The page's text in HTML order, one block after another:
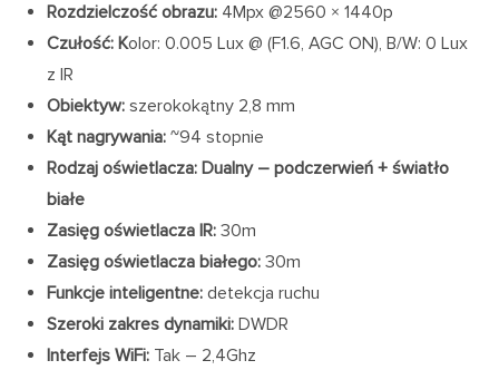
Rozdzielczość obrazu: 4Mpx @2560 × 1440p
Czułość: Kolor: 0.005 Lux @ (F1.6, AGC ON), B/W: 0 Lux
z IR
Obiektyw: szerokokątny 2,8 mm
Kąt nagrywania: ~94 stopnie
Rodzaj oświetlacza: Dualny – podczerwień + światło
białe
Zasięg oświetlacza IR: 30m
Zasięg oświetlacza białego:30m
Funkcje inteligentne: detekcja ruchu
Szeroki zakres dynamiki: DWDR
Interfejs WiFi: Tak – 2,4Ghz